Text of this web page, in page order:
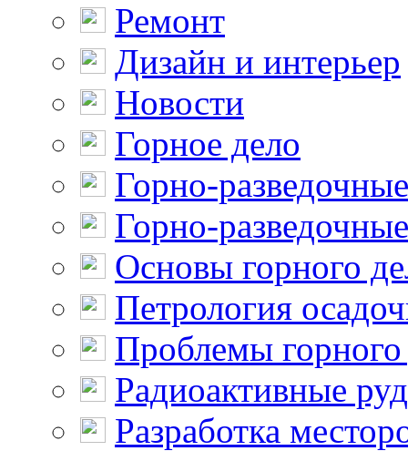
Ремонт
Дизайн и интерьер
Новости
Горное дело
Горно-
Горно-
Основы горного
Петрология
Проблемы горного
Радиоактивные
Разработка